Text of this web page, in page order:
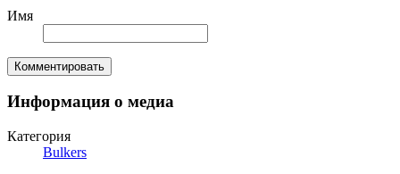
Имя
Комментировать
Информация о медиа
Категория
Bulkers